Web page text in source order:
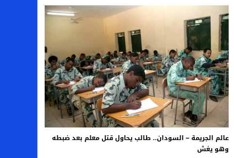
عالم الجريمة – السودان.. طالب يحاول قتل معلم بعد ضبطه
وهو يغش